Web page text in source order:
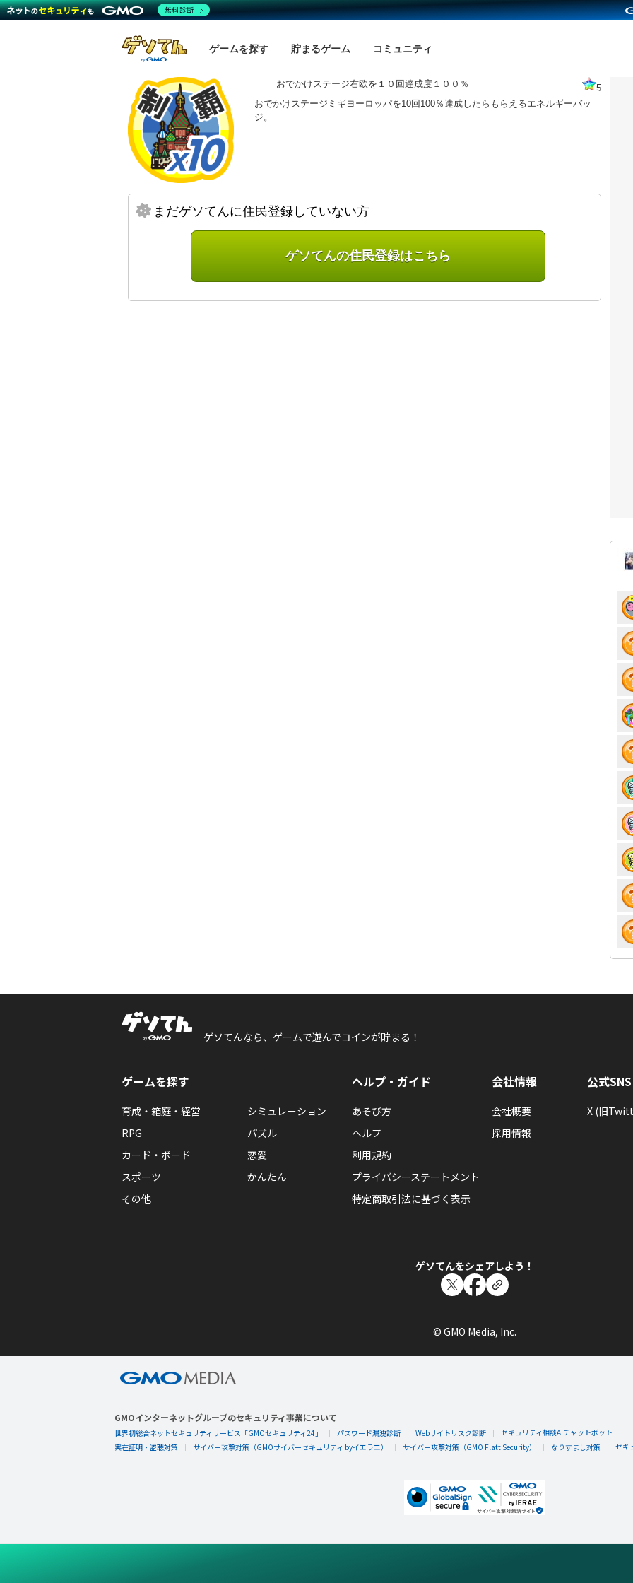
ゲームを探す 貯まるゲーム コミュニティ
おでかけステージ右欧を１０回達成度１００％
5
おでかけステージミギヨーロッパを10回100％達成したらもらえるエネルギーバッ
ジ。
まだゲソてんに住民登録していない方
ゲソてんの住民登録はこちら
ゲソてんなら、ゲームで遊んでコインが貯まる！
ゲームを探す
育成・箱庭・経営
シミュレーション
RPG
パズル
カード・ボード
恋愛
スポーツ
かんたん
その他
ヘルプ・ガイド
あそび方
ヘルプ
利用規約
プライバシーステートメント
特定商取引法に基づく表示
会社情報
会社概要
採用情報
公式SNS
X (旧
ゲソてんをシェアしよう！
© GMO Media, Inc.
GMOインターネットグループのセキュリティ事業について
世界初総合ネットセキュリティサービス「GMOセキュリティ24」 パスワード漏洩診断 Webサイトリスク診断
セキュリティ相談AIチャットボット
実在証明・盗聴対策
サイバー攻撃対策（GMOサイバーセキュリティ byイエラエ） サイバー攻撃対策（GMO Flatt Security） なりすまし対策 セキ
無料診断